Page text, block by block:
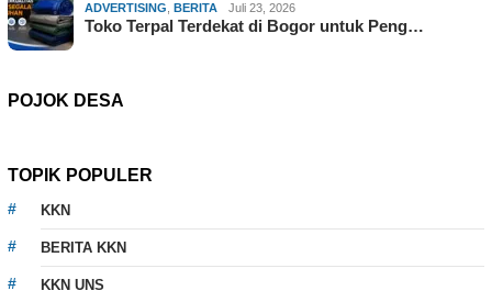
ADVERTISING, BERITA Juli 23, 2026
Toko Terpal Terdekat di Bogor untuk Peng…
POJOK DESA
TOPIK POPULER
KKN
BERITA KKN
KKN UNS